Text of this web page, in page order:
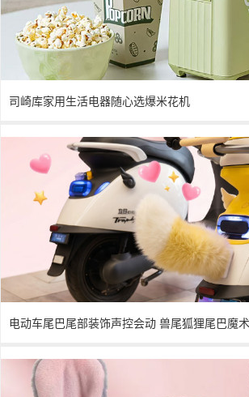
司崎库家用生活电器随心选爆米花机
电动车尾巴尾部装饰声控会动 兽尾狐狸尾巴魔